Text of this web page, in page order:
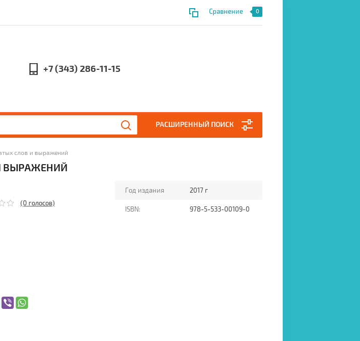
Сравнение 0
+7 (343) 286-11-15
РАСШИРЕННЫЙ ПОИСК
слов и выражений
ВЫРАЖЕНИЙ
(0 голосов)
Год издания 2017 г
ISBN: 978-5-533-00109-0